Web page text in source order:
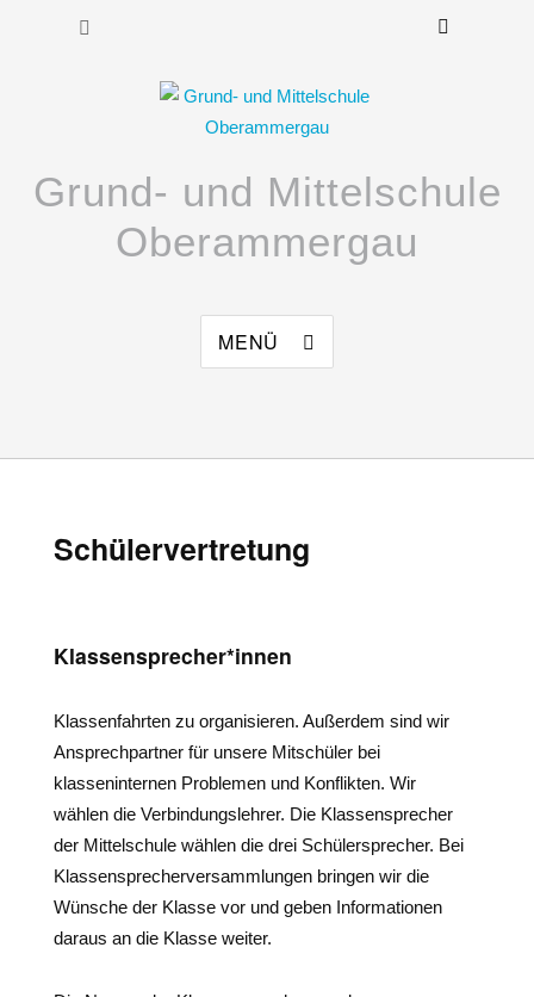
Grund- und Mittelschule
Oberammergau
MENÜ
Schülervertretung
Klassensprecher*innen
Klassenfahrten zu organisieren. Außerdem sind wir
Ansprechpartner für unsere Mitschüler bei
klasseninternen Problemen und Konflikten. Wir
wählen die Verbindungslehrer. Die Klassensprecher
der Mittelschule wählen die drei Schülersprecher. Bei
Klassensprecherversammlungen bringen wir die
Wünsche der Klasse vor und geben Informationen
daraus an die Klasse weiter.